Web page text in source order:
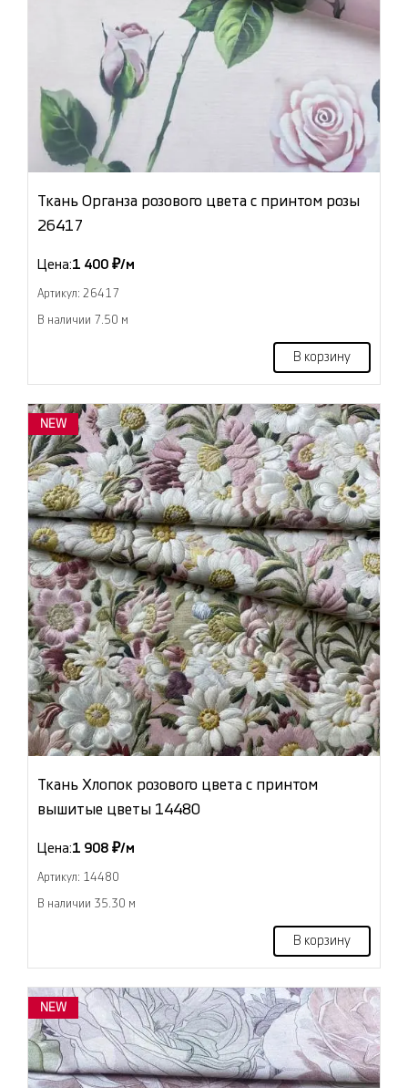
Ткань Органза розового цвета с принтом розы
26417
Цена:1 400 ₽/м
Артикул: 26417
В наличии 7.50 м
В корзину
NEW
Ткань Хлопок розового цвета с принтом
вышитые цветы 14480
Цена:1 908 ₽/м
Артикул: 14480
В наличии 35.30 м
В корзину
NEW